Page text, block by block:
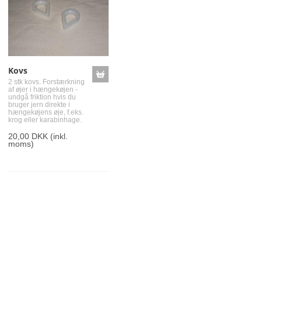
Kovs
2 stk kovs. Forstærkning
af øjer i hængekøjen -
undgå friktion hvis du
bruger jern direkte i
hængekøjens øje, f.eks.
krog eller karabinhage.
20,00 DKK(inkl.
moms)